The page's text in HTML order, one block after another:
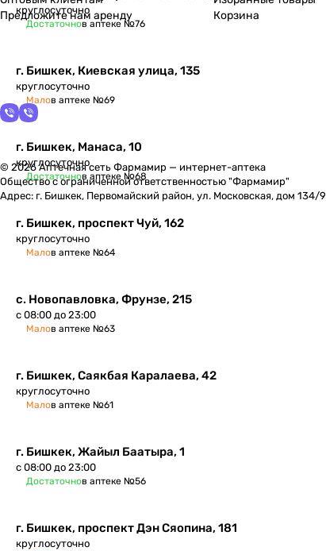
круглосуточно
Достаточнов аптеке №76
г. Бишкек, Киевская улица, 135
круглосуточно
Малов аптеке №69
г. Бишкек, Манаса, 10
круглосуточно
Достаточнов аптеке №68
г. Бишкек, проспект Чуй, 162
круглосуточно
Малов аптеке №64
с. Новопавловка, Фрунзе, 215
с 08:00 до 23:00
Малов аптеке №63
г. Бишкек, ​Саякбая Каралаева, 42
круглосуточно
Малов аптеке №61
г. Бишкек​, Жайыл Баатыра, 1
с 08:00 до 23:00
Достаточнов аптеке №56
г. Бишкек, проспект Дэн Сяопина, 181
круглосуточно
Предложите нам аренду
Корзина
© 2026 Аптечная сеть Фармамир — интернет-аптека
Общество с ограниченной ответственностью "Фармамир"
Адрес: г. Бишкек, Первомайский район, ул. Московская, дом 134/9